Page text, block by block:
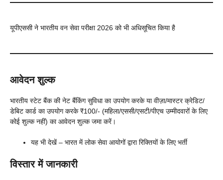
यूपीएससी ने भारतीय वन सेवा परीक्षा 2026 को भी अधिसूचित किया है
आवेदन शुल्क
भारतीय स्टेट बैंक की नेट बैंकिंग सुविधा का उपयोग करके या वीज़ा/मास्टर क्रेडिट/
डेबिट कार्ड का उपयोग करके ₹100/- (महिला/एससी/एसटी/पीएच उम्मीदवारों के लिए
कोई शुल्क नहीं) का आवेदन शुल्क जमा करें।
यह भी देखें – भारत में लोक सेवा आयोगों द्वारा रिक्तियों के लिए भर्ती
विस्तार में जानकारी